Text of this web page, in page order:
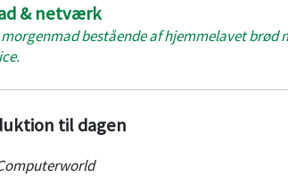
& netværk
bestående af hjemmelavet brød
til dagen